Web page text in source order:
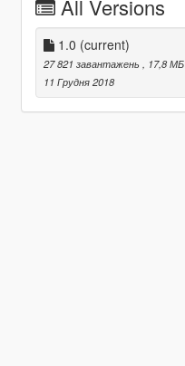
All Versions
1.0 (current)
27 821 завантажень
, 17,8 МБ
11 Грудня 2018